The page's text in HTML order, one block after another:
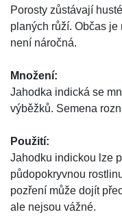
Porosty zůstávají
planých růží. Občas
není náročná.
Množení:
Jahodka indická se
výběžků. Semena
Použití:
Jahodku indickou lze
půdopokryvnou
pozření může dojít
ale nejsou vážné.